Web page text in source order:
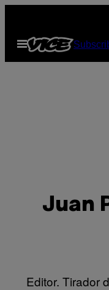
contenido
Abrir
Menú
Juan
Editor. Tirador